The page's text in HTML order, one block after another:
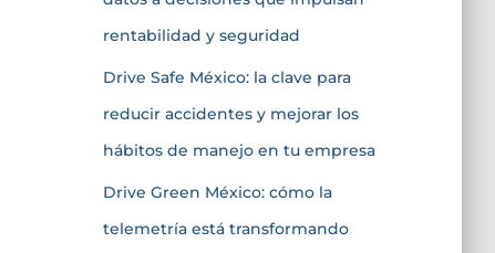
rentabilidad y seguridad
Drive Safe México: la clave para
reducir accidentes y mejorar los
hábitos de manejo en tu empresa
Drive Green México: cómo la
telemetría está transformando